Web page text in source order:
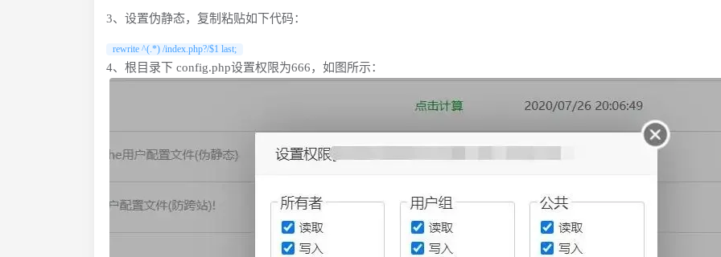
3、设置伪静态，复制粘贴如下代码：
rewrite ^(.*) /index.php?/$1 last;
4、根目录下 config.php设置权限为666，如图所示：